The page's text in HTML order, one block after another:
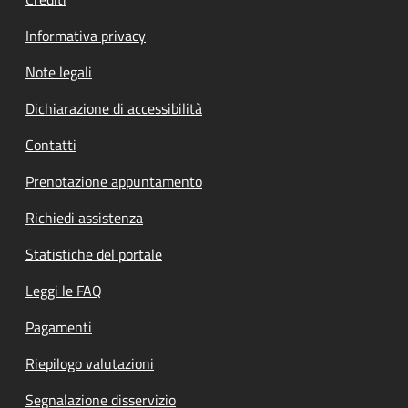
Informativa privacy
Note legali
Dichiarazione di accessibilità
Contatti
Prenotazione appuntamento
Richiedi assistenza
Statistiche del portale
Leggi le FAQ
Pagamenti
Riepilogo valutazioni
Segnalazione disservizio